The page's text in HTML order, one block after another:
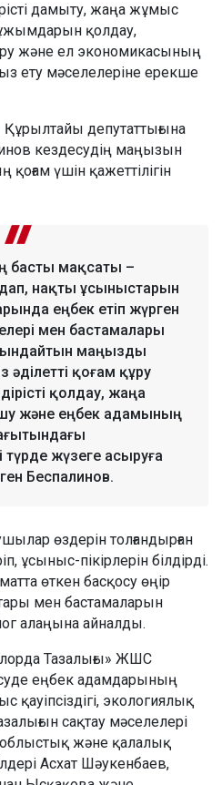
дамыту, жаңа жұмыс
қолдау,
және ел экономикасының
ету мәселелеріне ерекше
депутаттығына
кездесудің маңызын
үшін қажеттілігін
басты мақсаты –
нақты ұсыныстарын
еңбек етіп жүрген
мен бастамалары
маңызды
әділетті қоғам құру
қолдау, жаңа
және еңбек адамының
жүзеге асыруға
Беспалинов.
өздерін толғандырған
ұсыныс-пікірлерін білдірді.
өткен басқосу өңір
мен бастамаларын
алаңына айналды.
Тазалығы» ЖШС
еңбек адамдарының
қауіпсіздігі, экологиялық
сақтау мәселелері
және қалалық
Асхат Шәукенбаев,